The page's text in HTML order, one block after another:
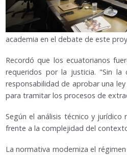
academia en el debate de este
Recordó que los ecuatorianos
requeridos por la justicia. "Sin
responsabilidad de aprobar una
para tramitar los procesos de
Según el análisis técnico y
frente a la complejidad del
La normativa moderniza el